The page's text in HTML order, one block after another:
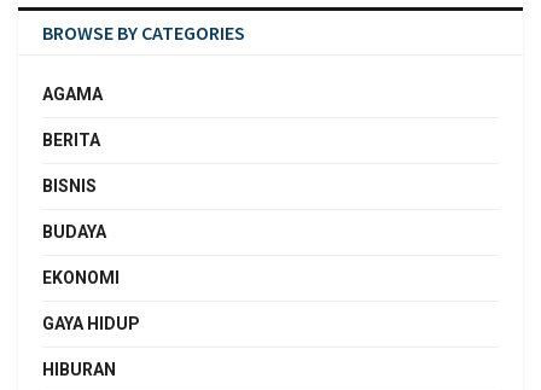
BROWSE BY CATEGORIES
AGAMA
BERITA
BISNIS
BUDAYA
EKONOMI
GAYA HIDUP
HIBURAN